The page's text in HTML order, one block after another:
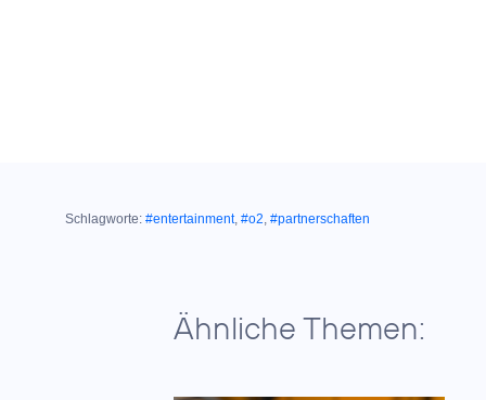
Schlagworte: #entertainment, #o2, #partnerschaften
Ähnliche Themen: